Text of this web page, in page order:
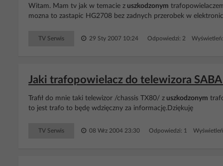
Witam. Mam tv jak w temacie z uszkodzonym
mozna to zastapic HG2708 bez zadnych przerobek w
TV Serwis 29 Sty 2007 10:24 Odpowiedzi: 2
Jaki trafopowielacz do telewizora
Trafił do mnie taki telewizor /chassis TX80/ z uszkodzonym
to jest trafo to będę wdzięczny za informację.Dziękuję
TV Serwis 08 Wrz 2004 23:30 Odpowiedzi: 1